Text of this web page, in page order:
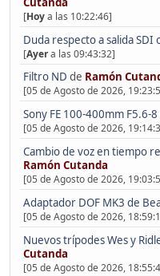
[Hoya las 10:22:46]
Duda respecto a salida
[Ayera las 09:43:32]
Filtro ND de Ramón
[05 de Agosto de 2026,
Sony FE 100-400mm F5.6-8
[05 de Agosto de 2026,
Cambio de voz en tiempo
Ramón Cutanda
[05 de Agosto de 2026,
Adaptador DOF MK3 de
[05 de Agosto de 2026,
Nuevos trípodes Wes y
Cutanda
[05 de Agosto de 2026,